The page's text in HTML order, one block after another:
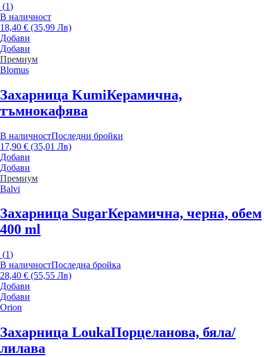
(1)
В наличност
18,40 € (35,99 Лв)
Добави
Добави
Премиум
Blomus
Захарница KumiКерамична,
тъмнокафява
В наличностПоследни бройки
17,90 € (35,01 Лв)
Добави
Добави
Премиум
Balvi
Захарница SugarКерамична, черна, обем
400 ml
(1)
В наличностПоследна бройка
28,40 € (55,55 Лв)
Добави
Добави
Orion
Захарница LoukaПорцеланова, бяла/
лилава